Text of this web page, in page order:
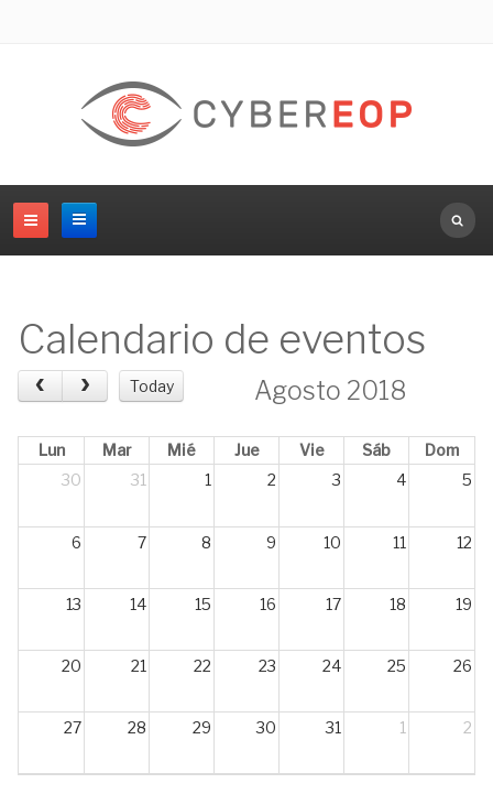
Calendario de eventos
Today Agosto 2018
Lun Mar Mié Jue Vie Sáb
Dom
30
31 1 2 3 4 5
6 7 8 9 10 11 12
13 14 15 16 17 18 19
20 21 22 23 24 25 26
27 28 29 30 31 1 2